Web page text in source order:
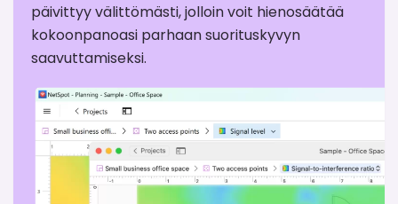
päivittyy välittömästi, jolloin voit hienosäätää
kokoonpanoasi parhaan suorituskyvyn
saavuttamiseksi.